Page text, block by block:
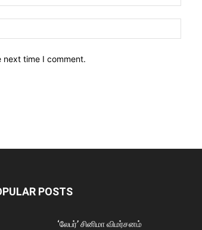
next time I comment.
POSTS
‘லேபர்’ சினிமா விமர்சனம்